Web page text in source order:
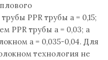
PPR трубы a = 0,15;
PPR трубы a = 0,03; а
a = 0,035-0,04. Для
технология не